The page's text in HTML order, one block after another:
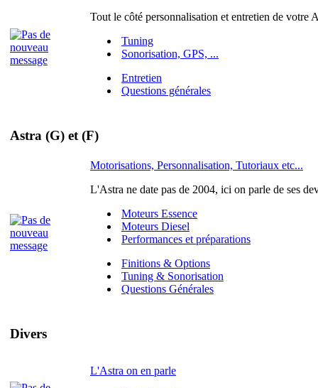
Tout le côté personnalisation et entretien de votre
Tuning
Sonorisation, GPS, ...
Entretien
Questions générales
Astra (G) et (F)
Motorisations, Personnalisation, Tutoriaux etc...
L'Astra ne date pas de 2004, ici on parle de ses
Moteurs Essence
Moteurs Diesel
Performances et préparations
Finitions & Options
Tuning & Sonorisation
Questions Générales
Divers
L'Astra on en parle